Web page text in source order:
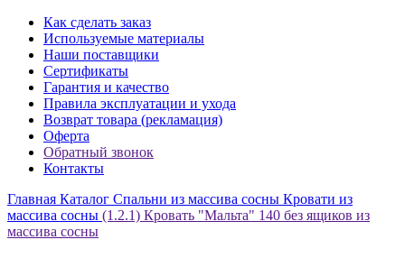
Как сделать заказ
Используемые материалы
Наши поставщики
Сертификаты
Гарантия и качество
Правила эксплуатации и ухода
Возврат товара (рекламация)
Оферта
Обратный звонок
Контакты
Главная Каталог Спальни из массива сосны Кровати из
массива сосны (1.2.1) Кровать "Мальта" 140 без ящиков из
массива сосны